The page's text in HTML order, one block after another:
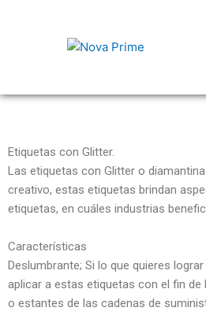
Etiquetas con Glitter.
Las etiquetas con Glitter o
creativo, estas etiquetas brindan
etiquetas, en cuáles industrias
Características
Deslumbrante; Si lo que quieres
aplicar a estas etiquetas con el fin
o estantes de las cadenas de